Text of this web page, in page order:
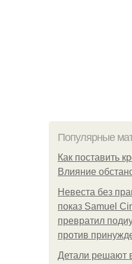
Популярные
Как поставить
Влияние
Невеста без
показ Samuel
превратил
против
Детали решают